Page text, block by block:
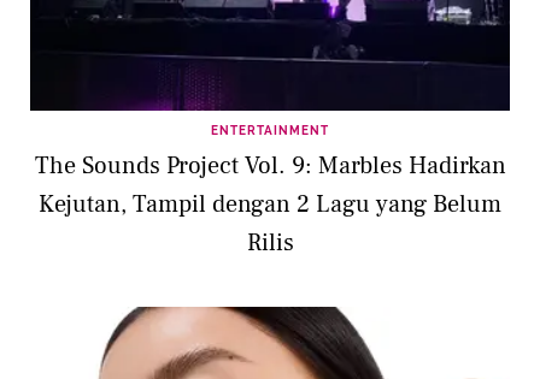
ENTERTAINMENT
The Sounds Project Vol. 9: Marbles Hadirkan
Kejutan, Tampil dengan 2 Lagu yang Belum
Rilis